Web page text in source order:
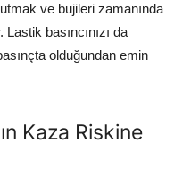
ve bujileri zamanında
basıncınızı da
olduğundan emin
Kaza Riskine